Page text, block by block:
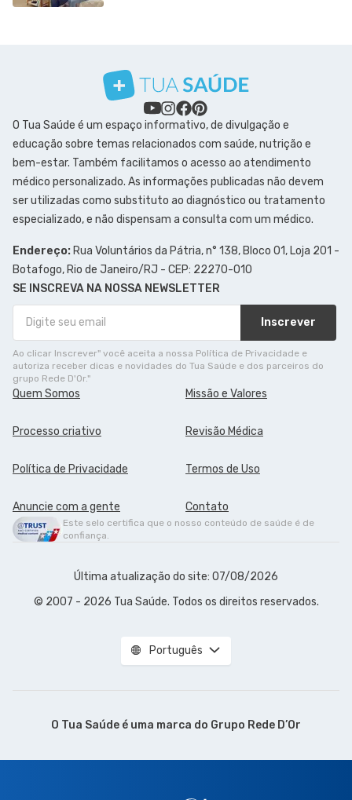
O Tua Saúde é um espaço informativo, de divulgação e
educação sobre temas relacionados com saúde, nutrição e
bem-estar. Também facilitamos o acesso ao atendimento
médico personalizado. As informações publicadas não devem
ser utilizadas como substituto ao diagnóstico ou tratamento
especializado, e não dispensam a consulta com um médico.
Endereço: Rua Voluntários da Pátria, n° 138, Bloco 01, Loja 201 -
Botafogo, Rio de Janeiro/RJ - CEP: 22270-010
SE INSCREVA NA NOSSA NEWSLETTER
Inscrever
Ao clicar Inscrever" você aceita a nossa Política de Privacidade e
autoriza receber dicas e novidades do Tua Saúde e dos parceiros do
grupo Rede D'Or."
Quem Somos Missão e Valores
Processo criativo Revisão Médica
Política de Privacidade Termos de Uso
Anuncie com a gente Contato
Este selo certifica que o nosso conteúdo de saúde é de
confiança.
Última atualização do site: 07/08/2026
© 2007 - 2026 Tua Saúde. Todos os direitos reservados.
Português
O Tua Saúde é uma marca do Grupo Rede D’Or